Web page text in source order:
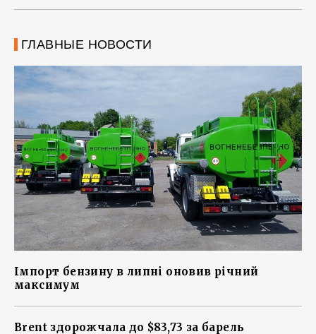
ГЛАВНЫЕ НОВОСТИ
Імпорт бензину в липні оновив річний
максимум
Brent здорожчала до $83,73 за барель